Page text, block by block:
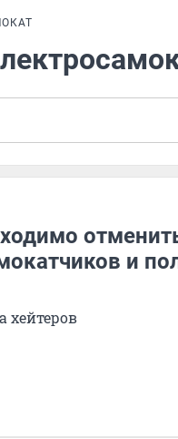
и
хейтеров